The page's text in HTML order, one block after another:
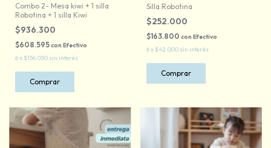
Combo 2- Mesa kiwi + 1 silla
Robotina + 1 silla Kiwi
$936.300
$608.595con Efectivo
6x $156.050 sin interés
Comprar
Silla Robotina
$252.000
$163.800 con Efectivo
6x $42.000 sin interés